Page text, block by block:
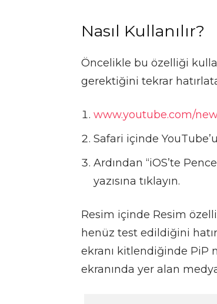
Nasıl Kullanılır?
Öncelikle bu özelliği
gerektiğini tekrar
www.youtube.com/
Safari içinde
Ardından “iOS’te
yazısına tıklayın.
Resim içinde Resim
henüz test edildiğini
ekranı kitlendiğinde PiP
ekranında yer alan